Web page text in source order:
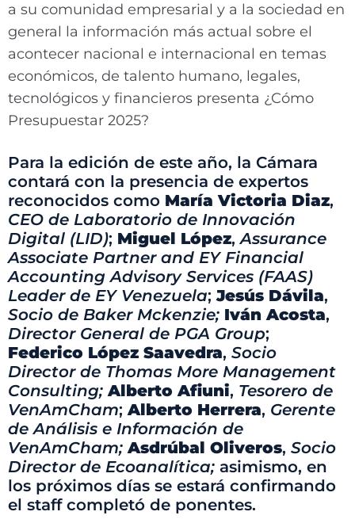
a su comunidad empresarial y a la sociedad en
general la información más actual sobre el
acontecer nacional e internacional en temas
económicos, de talento humano, legales,
tecnológicos y financieros presenta ¿Cómo
Presupuestar 2025?
Para la edición de este año, la Cámara
contará con la presencia de expertos
reconocidos como María Victoria Diaz,
CEO de Laboratorio de Innovación
Digital (LID); Miguel López,Assurance
Associate Partner and EY Financial
Accounting Advisory Services (FAAS)
Leader de EY Venezuela;Jesús Dávila,
Socio de Baker Mckenzie; Iván Acosta,
Director General de PGA Group;
Federico López Saavedra, Socio
Director de Thomas More Management
Consulting; Alberto Afiuni, Tesorero de
VenAmCham;Alberto Herrera, Gerente
de Análisis e Información de
VenAmCham;Asdrúbal Oliveros, Socio
Director de Ecoanalítica; asimismo, en
los próximos días se estará confirmando
el staff completó de ponentes.